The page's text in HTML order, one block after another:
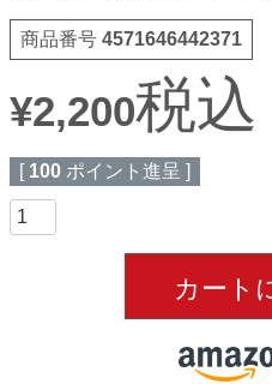
商品番号 4571646442371
¥2,200税込
[ 100 ポイント進呈 ]
カート